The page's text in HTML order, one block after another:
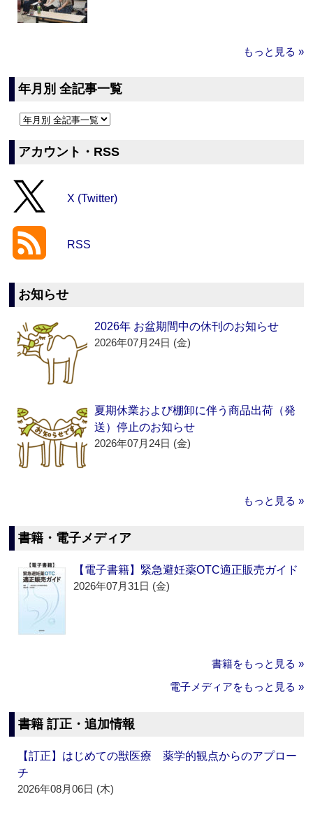
もっと見る »
年月別 全記事一覧
アカウント・RSS
X (Twitter)
RSS
お知らせ
2026年 お盆期間中の休刊のお知らせ
2026年07月24日 (金)
夏期休業および棚卸に伴う商品出荷（発
送）停止のお知らせ
2026年07月24日 (金)
もっと見る »
書籍・電子メディア
【電子書籍】緊急避妊薬OTC適正販売ガイド
2026年07月31日 (金)
書籍をもっと見る »
電子メディアをもっと見る »
書籍 訂正・追加情報
【訂正】はじめての獣医療 薬学的観点からのアプロー
チ
2026年08月06日 (木)